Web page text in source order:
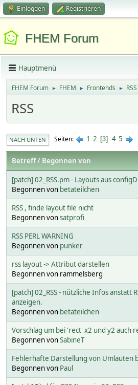
Einloggen Registrieren
FHEM Forum
Hauptmenü
FHEM Forum ► FHEM ► Frontends ► RSS
RSS
NACH UNTEN Seiten 1 2 3 4 5
Betreff/ Begonnen von
[patch] 02_RSS.pm - Layouts aus
Begonnen von betateilchen
RSS , finde layout file nicht
Begonnen vonsatprofi
RSS PERL WARNING
Begonnen von punker
rss layout -> Attribut darstellen
Begonnen von rammelsberg
[patch] 02_RSS - nützliche Infos anstatt
anzeigen.
Begonnen von betateilchen
Vorschlag um bei 'rect' x2 und y2 auch
Begonnen vonSabineT
Fehlerhafte Darstellung von Umlauten
Begonnen von Paul